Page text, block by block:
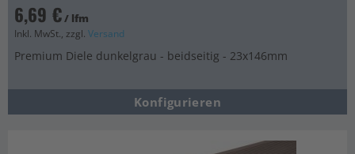
6,69 €/ lfm
Inkl. MwSt., zzgl. Versand
Premium Diele dunkelgrau - beidseitig - 23x146mm
Konfigurieren